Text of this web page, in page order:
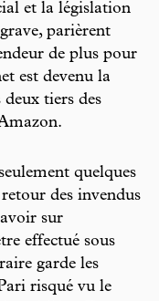
et la législation
parièrent
de plus pour
est devenu la
tiers des
quelques
des invendus
sur
effectué sous
garde les
risqué vu le